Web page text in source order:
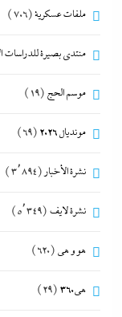
ملفات عسكرية(706)
منتدى بصيرة للدراسات
موسم الحج (19)
مونديال 2026 (69)
نشرة الأخبار (3٬894)
نشرة لايف (5٬349)
هو و هي (620)
هى360 (29)